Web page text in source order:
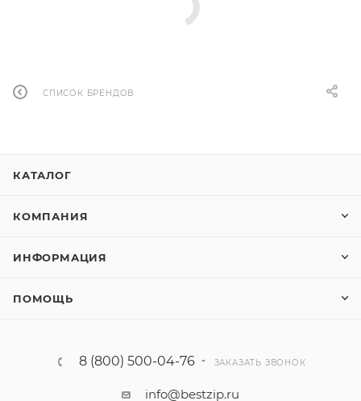
СПИСОК БРЕНДОВ
КАТАЛОГ
КОМПАНИЯ
ИНФОРМАЦИЯ
ПОМОЩЬ
8 (800) 500-04-76 ЗАКАЗАТЬ ЗВОНОК
info@bestzip.ru